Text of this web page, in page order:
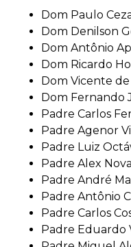
Dom Paulo
Dom Denilson
Dom Antônio
Dom Ricardo
Dom Vicente
Dom Fernando
Padre Carlos
Padre Agenor
Padre Luiz
Padre Alex
Padre André
Padre Antônio
Padre Carlos
Padre Eduardo